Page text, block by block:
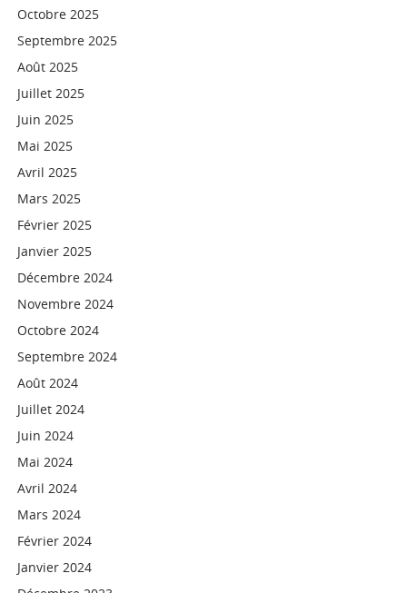
Octobre 2025
Septembre 2025
Août 2025
Juillet 2025
Juin 2025
Mai 2025
Avril 2025
Mars 2025
Février 2025
Janvier 2025
Décembre 2024
Novembre 2024
Octobre 2024
Septembre 2024
Août 2024
Juillet 2024
Juin 2024
Mai 2024
Avril 2024
Mars 2024
Février 2024
Janvier 2024